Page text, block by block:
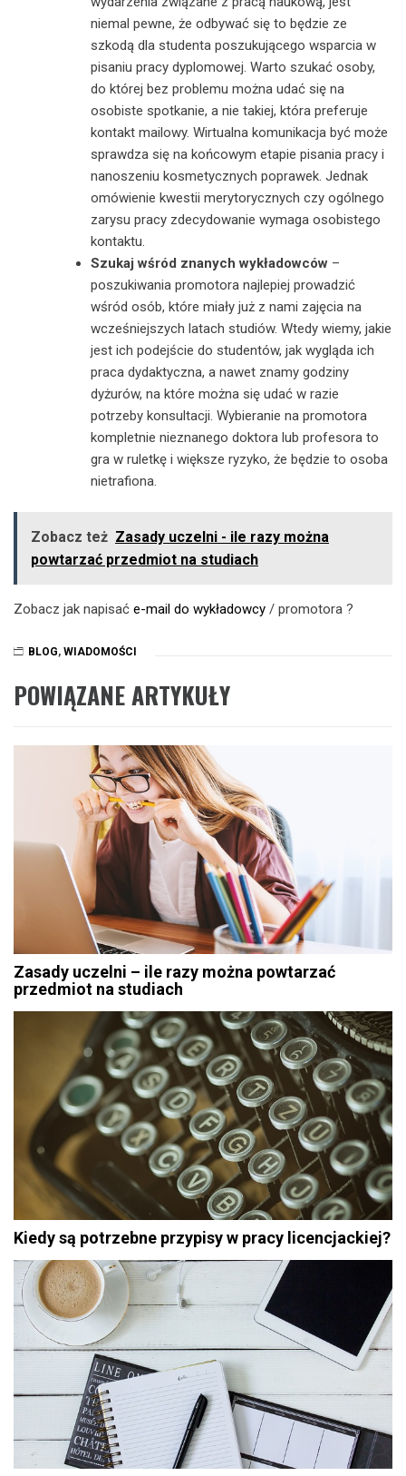
niemal pewne, że odbywać się to będzie ze
szkodą dla studenta poszukującego wsparcia w
pisaniu pracy dyplomowej. Warto szukać osoby,
do której bez problemu można udać się na
osobiste spotkanie, a nie takiej, która preferuje
kontakt mailowy. Wirtualna komunikacja być może
sprawdza się na końcowym etapie pisania pracy i
nanoszeniu kosmetycznych poprawek. Jednak
omówienie kwestii merytorycznych czy ogólnego
zarysu pracy zdecydowanie wymaga osobistego
kontaktu.
Szukaj wśród znanych wykładowców –
poszukiwania promotora najlepiej prowadzić
wśród osób, które miały już z nami zajęcia na
wcześniejszych latach studiów. Wtedy wiemy, jakie
jest ich podejście do studentów, jak wygląda ich
praca dydaktyczna, a nawet znamy godziny
dyżurów, na które można się udać w razie
potrzeby konsultacji. Wybieranie na promotora
kompletnie nieznanego doktora lub profesora to
gra w ruletkę i większe ryzyko, że będzie to osoba
nietrafiona.
Zobacz też Zasady uczelni - ile razy można
powtarzać przedmiot na studiach
Zobacz jak napisać e-mail do wykładowcy / promotora ?
BLOG, WIADOMOŚCI
POWIĄZANE ARTYKUŁY
Zasady uczelni – ile razy można powtarzać
przedmiot na studiach
Kiedy są potrzebne przypisy w pracy licencjackiej?